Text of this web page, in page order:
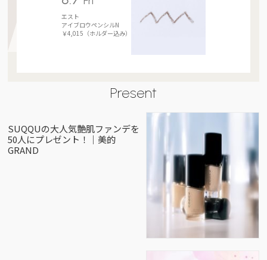
エスト
アイブロウペンシルN
￥4,015（ホルダー込み）
Present
SUQQUの大人気艶肌ファンデを
50人にプレゼント！｜美的
GRAND